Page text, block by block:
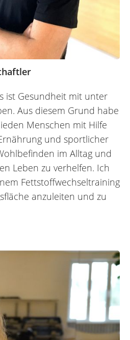
ist Gesundheit mit unter
Aus diesem Grund habe
Menschen mit Hilfe
und sportlicher
im Alltag und
Leben zu verhelfen. Ich
Fettstoffwechseltraining
anzuleiten und zu